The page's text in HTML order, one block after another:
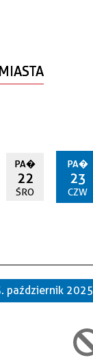
PA�
22
ŚRO
PA�
23
CZW
październik 2025